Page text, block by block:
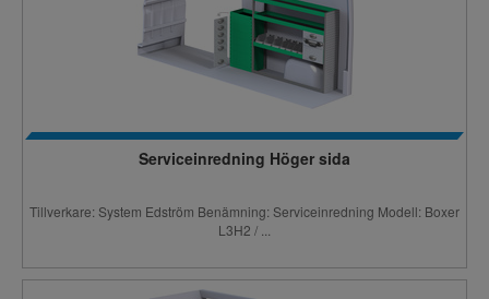
Serviceinredning Höger sida
Tillverkare: System Edström Benämning: Serviceinredning Modell: Boxer
L3H2 / ...